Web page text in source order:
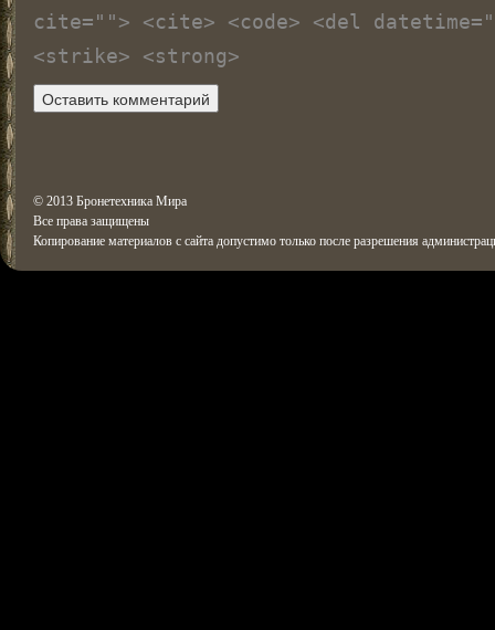
cite=""> <cite> <code> <del
<strike> <strong>
© 2013 Бронетехника Мира
Все права защищены
Копирование материалов с сайта допустимо только после разрешения